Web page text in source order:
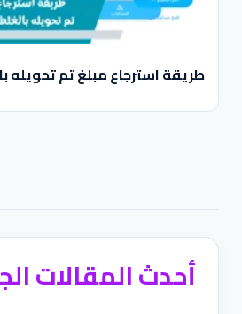
طريقة استرجاع مبلغ تم تحويله
أحدث المقالات